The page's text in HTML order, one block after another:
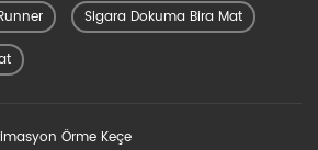
Sigara Dokuma Bira Mat
Örme Keçe